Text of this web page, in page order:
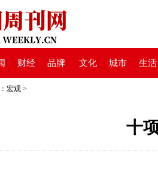
财经 品牌 文化 城市 生活
宏观 >
十